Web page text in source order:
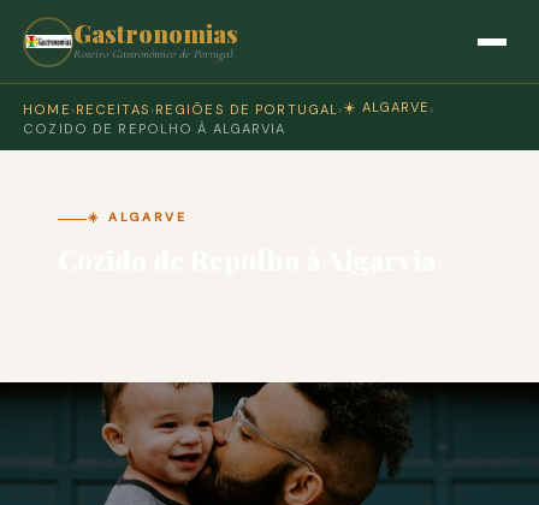
Gastronomias
Roteiro Gastronómico de Portugal
HOME › RECEITAS › REGIÕES DE PORTUGAL › ☀️ ALGARVE ›
COZIDO DE REPOLHO À ALGARVIA
☀️ ALGARVE